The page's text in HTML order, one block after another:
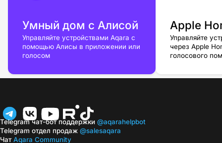
Умный дом с Алисой
Управляйте устройствами Aqara с
помощью Алисы в приложении или
голосом
Apple
Управляйте
через Apple
голосового
Telegram чат-бот поддержки @aqarahelpbot
Telegram отдел продаж @salesaqara
ЧатAqara Community